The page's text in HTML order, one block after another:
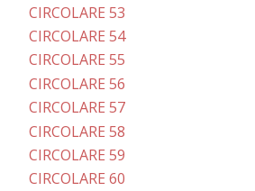
CIRCOLARE 53
CIRCOLARE 54
CIRCOLARE 55
CIRCOLARE 56
CIRCOLARE 57
CIRCOLARE 58
CIRCOLARE 59
CIRCOLARE 60